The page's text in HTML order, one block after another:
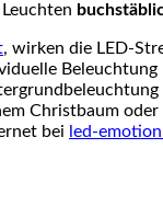
, wirken die LED-
Christbaum
bei led-